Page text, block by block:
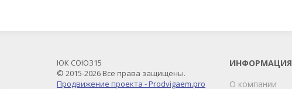
ИНФОРМАЦИЯ
О компании
ЮК СОЮЗ15
© 2015-2026 Все права защищены.
Продвижение проекта - Prodvigaem.pro